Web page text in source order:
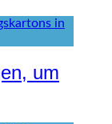
um